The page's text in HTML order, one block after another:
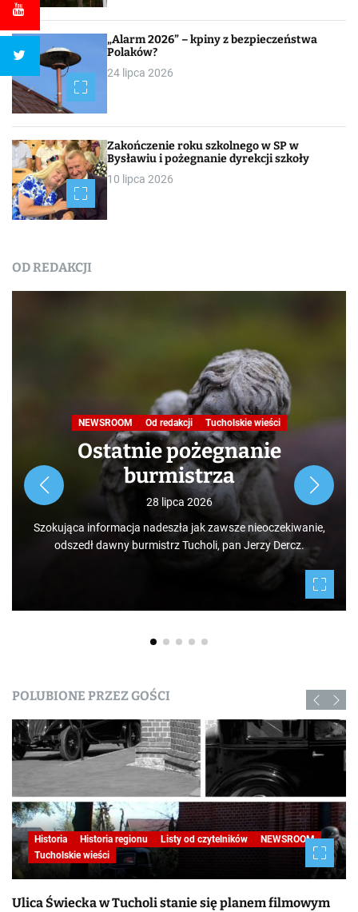
„Alarm 2026” – kpiny z bezpieczeństwa
Polaków?
24 lipca 2026
Zakończenie roku szkolnego w SP w
Bysławiu i pożegnanie dyrekcji szkoły
10 lipca 2026
OD REDAKCJI
NEWSROOM Od redakcji Tucholskie wieści
Ostatnie pożegnanie
burmistrza
28 lipca 2026
Szokująca informacja nadeszła jak zawsze nieoczekiwanie,
odszedł dawny burmistrz Tucholi, pan Jerzy Dercz.
POLUBIONE PRZEZ GOŚCI
Historia Historia regionu Listy od czytelników
NEWSROOM
Tucholskie wieści
Ulica Świecka w Tucholi stanie się planem filmowym